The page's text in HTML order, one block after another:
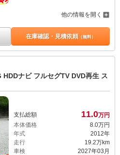
他の情報を開く
在庫確認・見積依頼（無料）
ナビ フルセグTV DVD再生 ス
支払総額 11.0万円
本体価格
8. 0万円
年式
2012年
走行
19.2万km
車検
2027年03月